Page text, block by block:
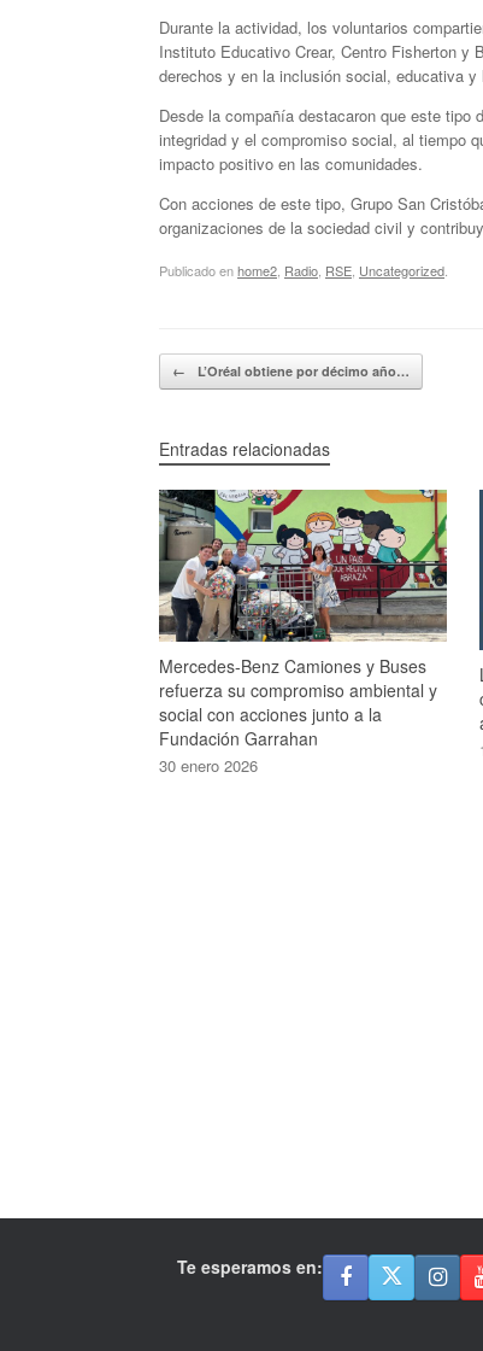
Durante la actividad, los voluntarios
Instituto Educativo Crear, Centro Fisherton y
derechos y en la inclusión social, educativa
Desde la compañía destacaron que este tipo
integridad y el compromiso social, al tiempo
impacto positivo en las comunidades.
Con acciones de este tipo, Grupo San
organizaciones de la sociedad civil y
Publicado enhome2 Radio RSE Uncategorized
Navegador de artículos
← L’Oréal obtiene por décimo año…
Entradas relacionadas
Mercedes-Benz Camiones y Buses
refuerza su compromiso ambiental y
social con acciones junto a la
Fundación Garrahan
30 enero 2026
Te esperamos en: